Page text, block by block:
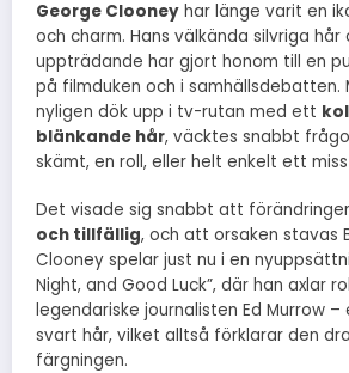
George Clooney har länge varit en
och charm. Hans välkända silvriga
uppträdande har gjort honom till en
på filmduken och i samhällsdebatten.
nyligen dök upp i tv-rutan med ett
blänkande hår, väcktes snabbt
skämt, en roll, eller helt enkelt ett
Det visade sig snabbt att
och tillfällig, och att orsaken stavas
Clooney spelar just nu i en
Night, and Good Luck”, där han axlar
legendariske journalisten Ed Murrow –
svart hår, vilket alltså förklarar den
färgningen.